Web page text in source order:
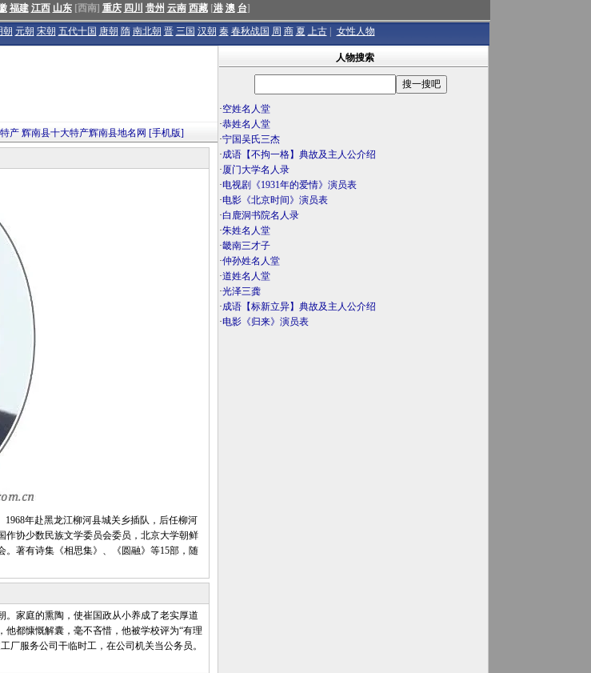
福建 江西 山东[西南] 重庆 四川 贵州 云南 西藏[港 澳 台]
朝 元朝 宋朝 五代十国 唐朝 隋 南北朝 晋 三国 汉朝 秦 春秋战国 周 商 夏 上古 女性人物
产 辉南县十大特产辉南县地名网 [手机版]
年赴黑龙江柳河县城关乡插队，后任柳河
协少数民族文学委员会委员，北京大学朝鲜
。著有诗集《相思集》、《圆融》等15部，随
家庭的熏陶，使崔国政从小养成了老实厚道
都慷慨解囊，毫不吝惜，他被学校评为“有理
厂服务公司干临时工，在公司机关当公务员。
人物搜索
·空姓名人堂
·恭姓名人堂
·宁国吴氏三杰
·成语【不拘一格】典故及主人公介绍
·厦门大学名人录
·电视剧《1931年的爱情》演员表
·电影《北京时间》演员表
·白鹿洞书院名人录
·朱姓名人堂
·畿南三才子
·仲孙姓名人堂
·道姓名人堂
·光泽三龚
·成语【标新立异】典故及主人公介绍
·电影《归来》演员表